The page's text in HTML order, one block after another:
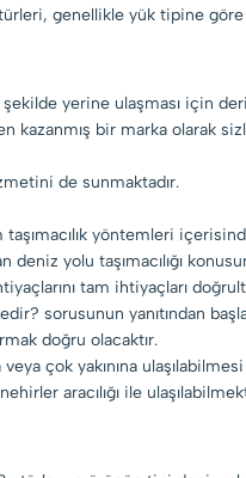
genellikle yük tipine
yerine ulaşması için
kazanmış bir marka olarak
de sunmaktadır.
yöntemleri
yolu taşımacılığı
tam ihtiyaçları
sorusunun yanıtından
doğru olacaktır.
çok yakınına ulaşılabilmesi
aracılığı ile